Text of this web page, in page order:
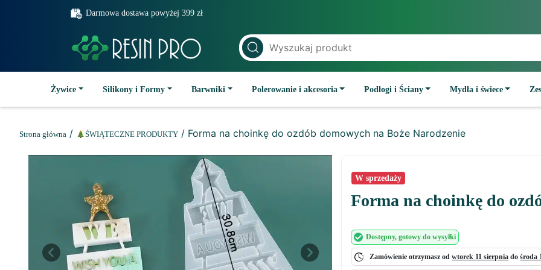
Darmowa dostawa powyżej 399 zł
Żywice Silikony i Formy Barwniki Polerowanie i akcesoria Podłogi i Ściany Mydła i świece
Strona główna / ŚWIĄTECZNE PRODUKTY/ Forma na choinkę do ozdób domowych na Boże Narodzenie
Previous Next
W sprzedaży
Forma na choinkę do
Dostępny, gotowy do wysyłki
Zamówienie otrzymasz odwtorek 11 sierpnia dośroda